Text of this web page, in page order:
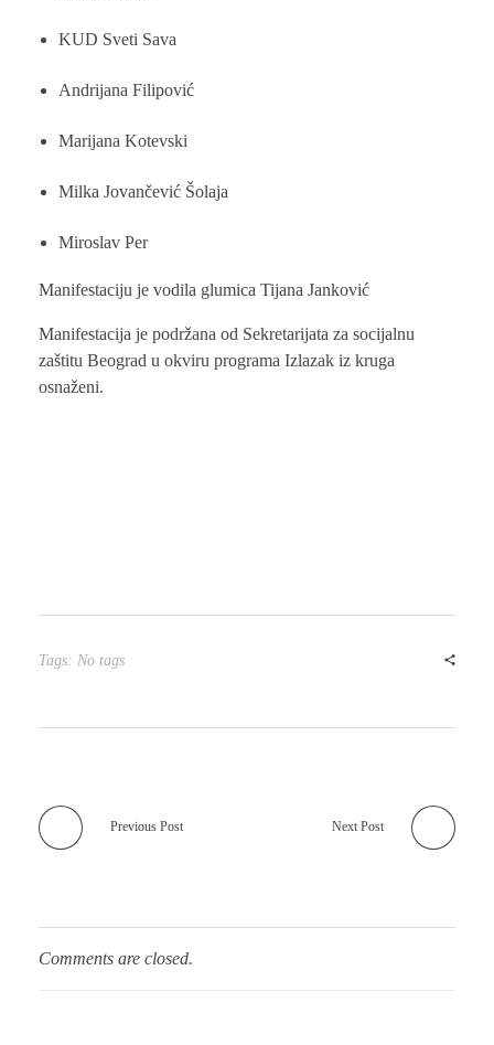
KUD Sveti Sava
Andrijana Filipović
Marijana Kotevski
Milka Jovančević Šolaja
Miroslav Per
Manifestaciju je vodila glumica Tijana Janković
Manifestacija je podržana od Sekretarijata za socijalnu
zaštitu Beograd u okviru programa Izlazak iz kruga
osnaženi.
Tags: No tags
Previous Post Next Post
Comments are closed.